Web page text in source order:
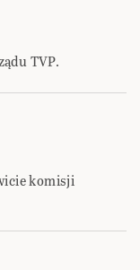
TVP.
komisji